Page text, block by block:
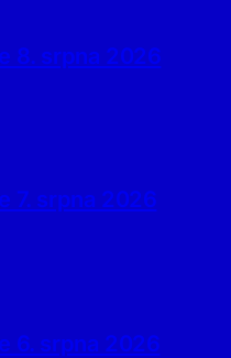
8. srpna 2026
7. srpna 2026
6. srpna 2026